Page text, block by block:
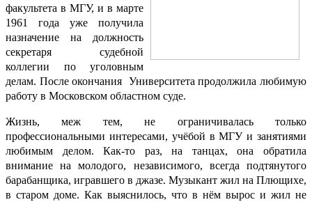
факультета в МГУ, и в марте
1961 года уже получила
назначение на должность
секретаря судебной
коллегии по уголовным
делам. После окончания Университета продолжила любимую
работу в Московском областном суде.
Жизнь, меж тем, не ограничивалась только
профессиональными интересами, учёбой в МГУ и занятиями
любимым делом. Как-то раз, на танцах, она обратила
внимание на молодого, независимого, всегда подтянутого
барабанщика, игравшего в джазе. Музыкант жил на Плющихе,
в старом доме. Как выяснилось, что в нём вырос и жил не